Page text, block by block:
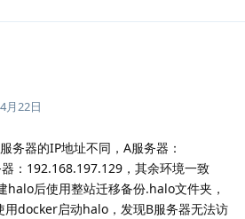
月22日
务器的IP地址不同，A服务器：
：192.168.197.129，其余环境一致
halo后使用整站迁移备份.halo文件夹，
用docker启动halo，发现B服务器无法访